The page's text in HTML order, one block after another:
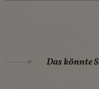
Das könnte